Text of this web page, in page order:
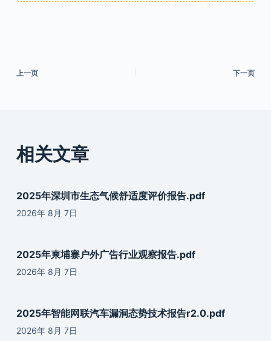
上一页 下一页
相关文章
2025年深圳市生态气候舒适度评价报告.pdf
2026年 8月 7日
2025年柬埔寨户外广告行业观察报告.pdf
2026年 8月 7日
2025年智能网联汽车漏洞态势技术报告r2.0.pdf
2026年 8月 7日